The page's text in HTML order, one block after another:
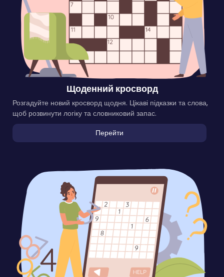
Щоденний кросворд
Розгадуйте новий кросворд щодня. Цікаві підказки та слова,
щоб розвинути логіку та словниковий запас.
Перейти